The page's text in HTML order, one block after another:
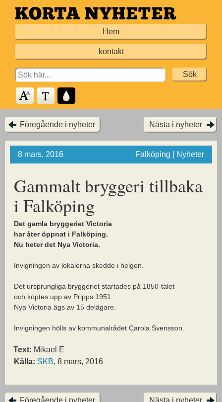
Hoppa
till
Hem
kontakt
Search
for:
Föregående i nyheter Nästa i nyheter
8 mars, 2016 Falköping | Nyheter
Gammalt bryggeri tillbaka
i Falköping
Det gamla bryggeriet Victoria
har åter öppnat i Falköping.
Nu heter det Nya Victoria.
Invigningen av lokalerna skedde i helgen.
Det ursprungliga bryggeriet startades på 1850-talet
och köptes upp av Pripps 1951.
Nya Victoria ägs av 15 delägare.
Invigningen hölls av kommunalrådet Carola Svensson.
Text: Mikael E
Källa: SKB, 8 mars, 2016
Föregående i nyheter Nästa i nyheter